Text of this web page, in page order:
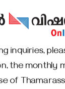
inquiries,
the monthly
of